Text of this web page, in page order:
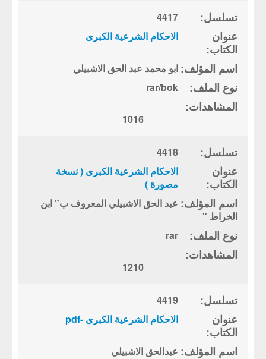
4417
الاحكام الشرعية الكبرى
ابو محمد عبد الحق الاشبيلي
rar/bok
1016
4418
الاحكام الشرعية الكبرى ( نسخة
مصورة )
عبد الحق الاشبيلي المعروف ب" ابن
الخراط "
rar
1210
4419
الاحكام الشرعية الكبرى -pdf
عبدالحق الاشبيلي